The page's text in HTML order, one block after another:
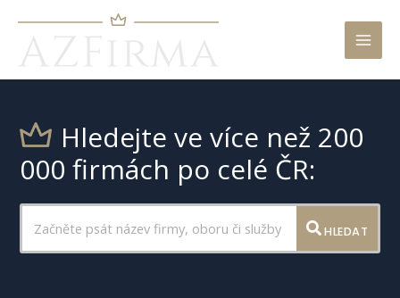
Hledejte ve více než 200
000 firmách po celé ČR:
HLEDAT